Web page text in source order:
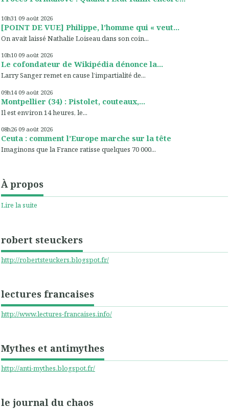
10h31 09 août 2026
[POINT DE VUE] Philippe, l’homme qui « veut...
On avait laissé Nathalie Loiseau dans son coin...
10h10 09 août 2026
Le cofondateur de Wikipédia dénonce la...
Larry Sanger remet en cause l’impartialité de...
09h14 09 août 2026
Montpellier (34) : Pistolet, couteaux,...
Il est environ 14 heures, le...
08h26 09 août 2026
Ceuta : comment l’Europe marche sur la tête
Imaginons que la France ratisse quelques 70 000...
À propos
Lire la suite
robert steuckers
http://robertsteuckers.blogspot.fr/
lectures francaises
http://www.lectures-francaises.info/
Mythes et antimythes
http://anti-mythes.blogspot.fr/
le journal du chaos